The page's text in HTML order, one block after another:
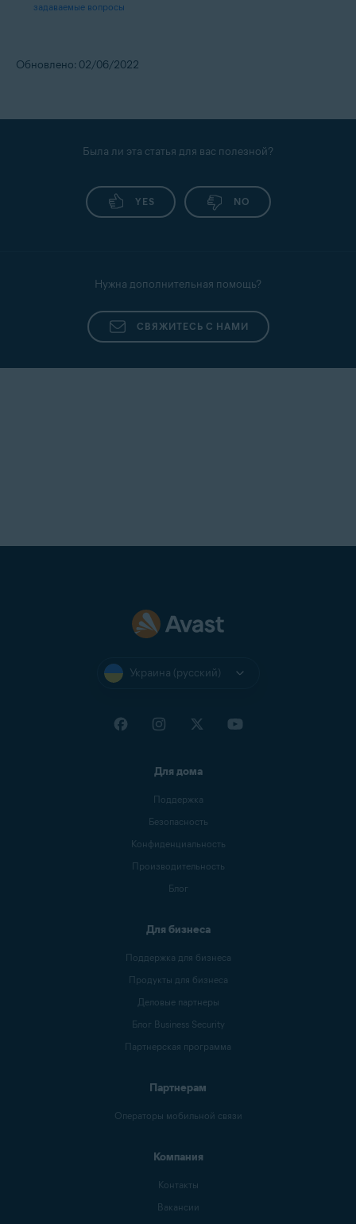
задаваемые вопросы
Обновлено: 02/06/2022
Была ли эта статья для вас полезной?
YES NO
Нужна дополнительная помощь?
СВЯЖИТЕСЬ С НАМИ
Украина (русский)
Для дома
Поддержка
Безопасность
Конфиденциальность
Производительность
Блог
Для бизнеса
Поддержка для бизнеса
Продукты для бизнеса
Деловые партнеры
Блог Business Security
Партнерская программа
Партнерам
Операторы мобильной связи
Компания
Контакты
Вакансии